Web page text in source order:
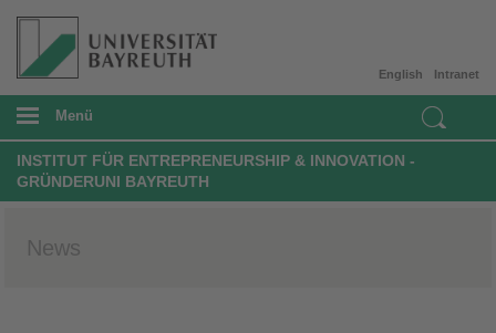
Intranet
English
Menü
INSTITUT FÜR ENTREPRENEURSHIP & INNOVATION -
GRÜNDERUNI BAYREUTH
News